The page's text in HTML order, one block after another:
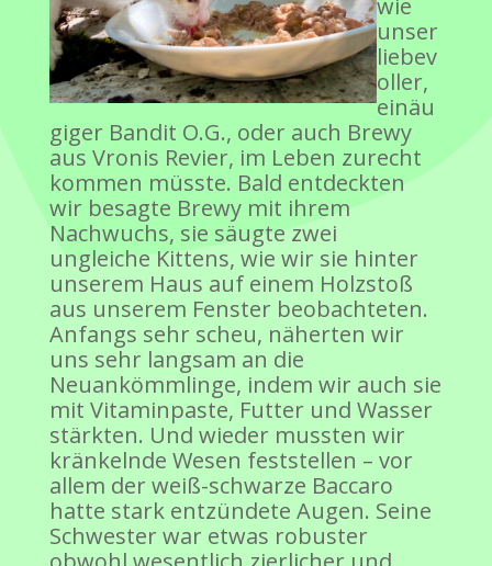
unser
liebev
oller,
einäu
giger Bandit O.G., oder auch Brewy
aus Vronis Revier, im Leben zurecht
kommen müsste. Bald entdeckten
wir besagte Brewy mit ihrem
Nachwuchs, sie säugte zwei
ungleiche Kittens, wie wir sie hinter
unserem Haus auf einem Holzstoß
aus unserem Fenster beobachteten.
Anfangs sehr scheu, näherten wir
uns sehr langsam an die
Neuankömmlinge, indem wir auch sie
mit Vitaminpaste, Futter und Wasser
stärkten. Und wieder mussten wir
kränkelnde Wesen feststellen – vor
allem der weiß-schwarze Baccaro
hatte stark entzündete Augen. Seine
Schwester war etwas robuster